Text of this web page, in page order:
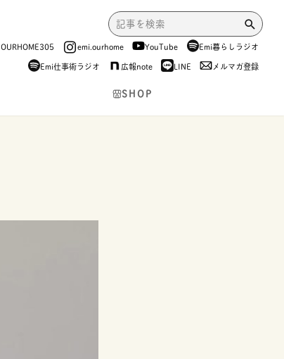
OURHOME305 emi.ourhome YouTube
Emi暮らしラジオ
Emi仕事術ラジオ
広報note LINE メルマガ登録
SHOP